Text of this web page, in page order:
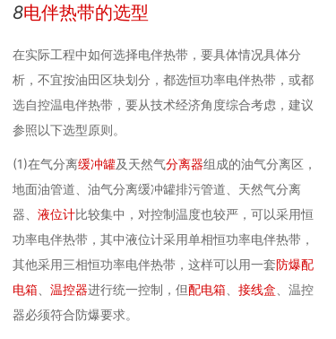
8电伴热带的选型
在实际工程中如何选择电伴热带，要具体情况具体分
析，不宜按油田区块划分，都选恒功率电伴热带，或都
选自控温电伴热带，要从技术经济角度综合考虑，建议
参照以下选型原则。
(1)在气分离缓冲罐及天然气分离器组成的油气分离区，
地面油管道、油气分离缓冲罐排污管道、天然气分离
器、 液位计比较集中，对控制温度也较严，可以采用恒
功率电伴热带，其中液位计采用单相恒功率电伴热带，
其他采用三相恒功率电伴热带，这样可以用一套防爆配
电箱
温控器进行统一控制，但配电箱 接线盒 、温控
器必须符合防爆要求。